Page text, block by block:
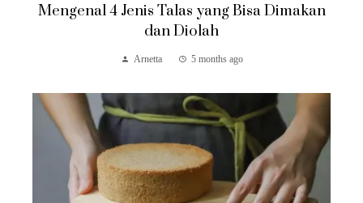
Mengenal 4 Jenis Talas yang Bisa Dimakan
dan Diolah
Arnetta 5 months ago